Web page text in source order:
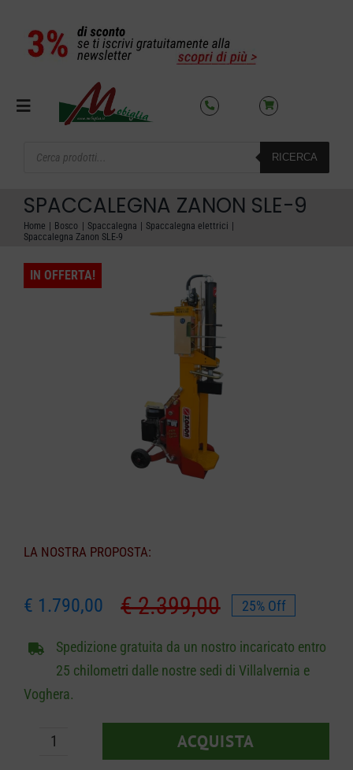
contenuto
Toggle
OFFERTE DEL MESE
AZIENDA
search
RICERCA
SPACCALEGNA ZANON SLE-9
Home Bosco Spaccalegna
Spaccalegna elettrici
Spaccalegna Zanon SLE-9
IN OFFERTA!
LA NOSTRA PROPOSTA:
€2.399,00Il
prezzo
originale
era:
€ 1.790,00
Il
prezzo
attuale
è:
25% Off
Spedizione gratuita da un nostro incaricato entro
25 chilometri dalle nostre sedi di Villalvernia e
Voghera.
Spaccalegna
ACQUISTA